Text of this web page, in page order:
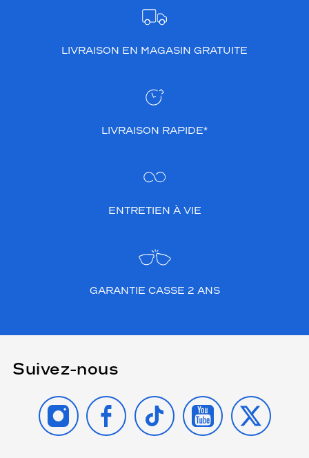
LIVRAISON EN MAGASIN GRATUITE
LIVRAISON RAPIDE*
ENTRETIEN À VIE
GARANTIE CASSE 2 ANS
Suivez-nous
INSTAGRAMFACEBOOK
TIKTOK YOUTUBE
X